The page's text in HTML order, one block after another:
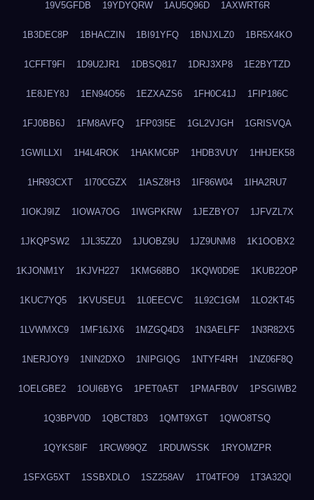
19V5GFDB 19YDYQRW 1AU5Q96D 1AXWRT6R
1B3DEC8P 1BHACZIN 1BI91YFQ 1BNJXLZ0 1BR5X4KO
1CFFT9FI 1D9U2JR1 1DBSQ817 1DRJ3XP8 1E2BYTZD
1E8JEY8J 1EN94O56 1EZXAZS6 1FH0C41J 1FIP186C
1FJ0BB6J 1FM8AVFQ 1FP03I5E 1GL2VJGH 1GRISVQA
1GWILLXI 1H4L4ROK 1HAKMC6P 1HDB3VUY 1HHJEK58
1HR93CXT 1I70CGZX 1IASZ8H3 1IF86W04 1IHA2RU7
1IOKJ9IZ 1IOWA7OG 1IWGPKRW 1JEZBYO7 1JFVZL7X
1JKQPSW2 1JL35ZZ0 1JUOBZ9U 1JZ9UNM8 1K1OOBX2
1KJONM1Y 1KJVH227 1KMG68BO 1KQW0D9E 1KUB22OP
1KUC7YQ5 1KVUSEU1 1L0EECVC 1L92C1GM 1LO2KT45
1LVWMXC9 1MF16JX6 1MZGQ4D3 1N3AELFF 1N3R82X5
1NERJOY9 1NIN2DXO 1NIPGIQG 1NTYF4RH 1NZ06F8Q
1OELGBE2 1OUI6BYG 1PET0A5T 1PMAFB0V 1PSGIWB2
1Q3BPV0D 1QBCT8D3 1QMT9XGT 1QWO8TSQ
1QYKS8IF 1RCW99QZ 1RDUWSSK 1RYOMZPR
1SFXG5XT 1SSBXDLO 1SZ258AV 1T04TFO9 1T3A32QI